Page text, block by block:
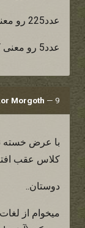
عدد225 رو معنی کن
عدد5 رو معنی کن
Morgoth — 9 مهر 1388 — ساعت 21:56
با عرض خسته
کلاس عقب
دوستان..
میخوام از